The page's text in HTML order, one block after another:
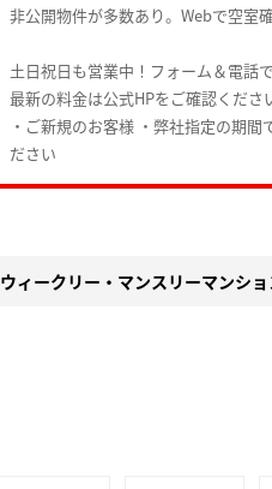
非公開物件が多数あり。Webで空室
土日祝日も営業中！フォーム＆電話
最新の料金は公式HPをご確認くださ
・ご新規のお客様 ・弊社指定の期
ださい
ウィークリー・マンスリーマンシ